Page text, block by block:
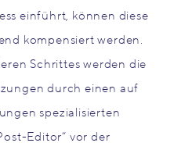
einführt, können diese
kompensiert werden.
Schrittes werden die
durch einen auf
spezialisierten
Editor“ vor der